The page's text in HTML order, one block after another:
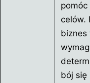
celów.
biznes
bój się